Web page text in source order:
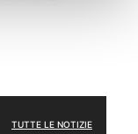
TUTTE LE NOTIZIE